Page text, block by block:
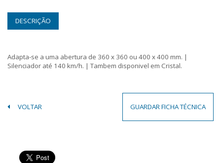
DESCRIÇÃO
Adapta-se a uma abertura de 360 x 360 ou 400 x 400 mm. |
Silenciador até 140 km/h. | Tambem disponivel em Cristal.
VOLTAR GUARDAR FICHA TÉCNICA